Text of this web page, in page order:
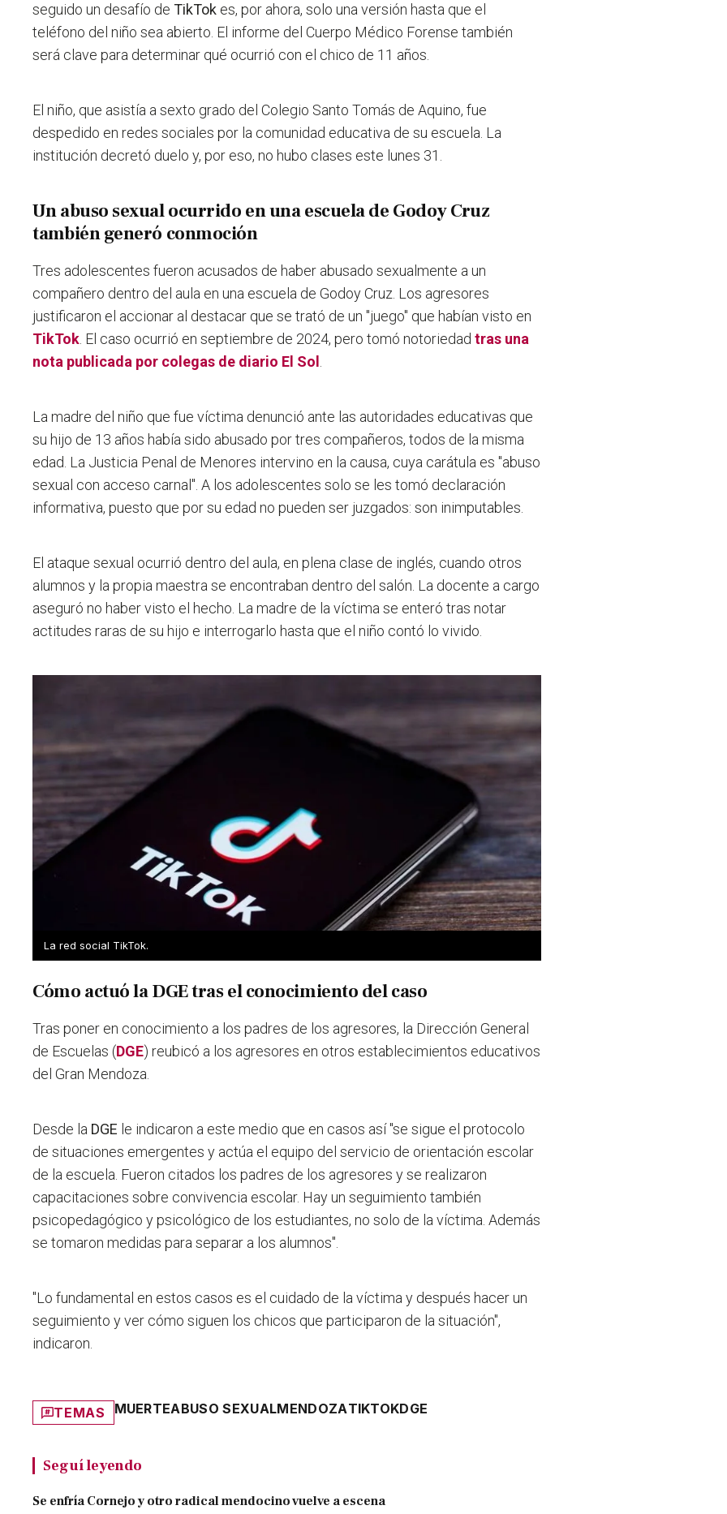
seguido un desafío deTikTok es, por ahora, solo una versión hasta que el
teléfono del niño sea abierto . El informe del Cuerpo Médico Forense también
será clave para determinar qué ocurrió con el chico de 11 años.
El niño, que asistía a sexto grado del Colegio Santo Tomás de Aquino, fue
despedido en redes sociales por la comunidad educativa de su escuela. La
institución decretó duelo y, por eso, no hubo clases este lunes 31.
Un abuso sexual ocurrido en una escuela de Godoy Cruz
también generó conmoción
Tres adolescentes fueron acusados de haber abusado sexualmente a un
compañero dentro del aula en una escuela de Godoy Cruz. Los agresores
justificaron el accionar al destacar que se trató de un "juego" que habían visto en
TikTok . El caso ocurrió en septiembre de 2024, pero tomó notoriedadtras una
nota publicada por colegas de diario El Sol
La madre del niño que fue víctima denunció ante las autoridades educativas que
su hijo de 13 años había sido abusado por tres compañeros, todos de la misma
edad. La Justicia Penal de Menores intervino en la causa, cuya carátula es "abuso
sexual con acceso carnal". A los adolescentes solo se les tomó declaración
informativa, puesto que por su edad no pueden ser juzgados: son inimputables.
El ataque sexual ocurrió dentro del aula, en plena clase de inglés, cuando otros
alumnos y la propia maestra se encontraban dentro del salón. La docente a cargo
aseguró no haber visto el hecho. La madre de la víctima se enteró tras notar
actitudes raras de su hijo e interrogarlo hasta que el niño contó lo vivido.
La red social TikTok.
Cómo actuó la DGE tras el conocimiento del caso
Tras poner en conocimiento a los padres de los agresores, la Dirección General
de Escuelas (DGE) reubicó a los agresores en otros establecimientos educativos
del Gran Mendoza.
Desde la DGE le indicaron a este medio que en casos así "se sigue el protocolo
de situaciones emergentes y actúa el equipo del servicio de orientación escolar
de la escuela. Fueron citados los padres de los agresores y se realizaron
capacitaciones sobre convivencia escolar. Hay un seguimiento también
psicopedagógico y psicológico de los estudiantes, no solo de la víctima. Además
se tomaron medidas para separar a los alumnos".
"Lo fundamental en estos casos es el cuidado de la víctima y después hacer un
seguimiento y ver cómo siguen los chicos que participaron de la situación",
indicaron.
TEMAS MUERTEABUSO SEXUALMENDOZATIKTOKDGE
Seguí leyendo
Se enfría Cornejo y otro radical mendocino vuelve a escena